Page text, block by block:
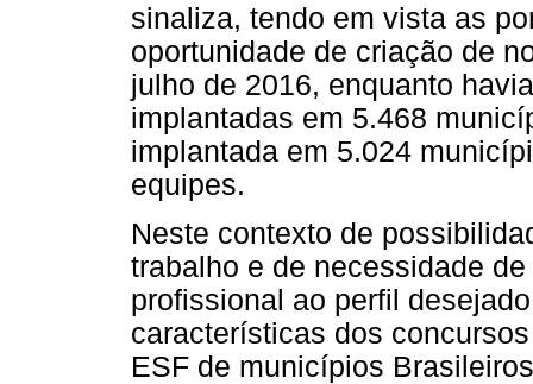
sinaliza, tendo em vista as
oportunidade de criação de
julho de 2016, enquanto
implantadas em 5.468
implantada em 5.024
equipes.
Neste contexto de
trabalho e de necessidade
profissional ao perfil
características dos
ESF de municípios